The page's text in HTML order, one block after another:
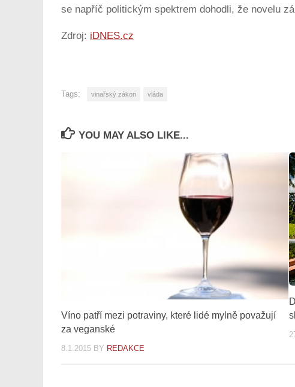
se napříč politickým spektrem dohodli, že novelu
Zdroj: iDNES.cz
Tags: vinařský zákon vláda
YOU MAY ALSO LIKE...
Víno patří mezi potraviny, které lidé mylně považují
za veganské
8.1.2015 BY REDAKCE